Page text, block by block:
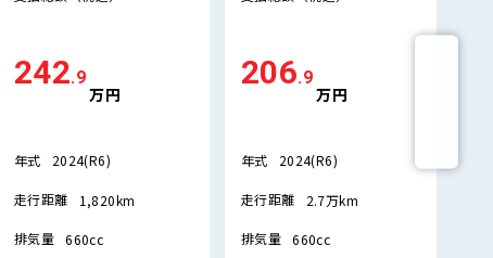
242.9
万円
年式 2024(R6)
走行距離 1,820km
排気量 660cc
206.9
万円
年式 2024(R6)
走行距離 2.7万km
排気量 660cc